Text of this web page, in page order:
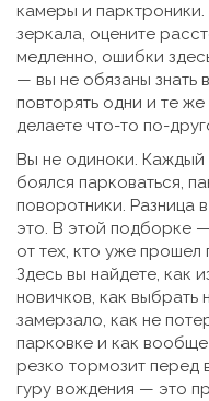
камеры и
зеркала, оцените
медленно, ошибки
— вы не обязаны знать
повторять одни и те
делаете что-то по-
Вы не одиноки. Каждый
боялся парковаться,
поворотники. Разница
это. В этой подборке
от тех, кто уже прошел
Здесь вы найдете, как
новичков, как выбрать
замерзало, как не
парковке и как вообще
резко тормозит перед
гуру вождения — это